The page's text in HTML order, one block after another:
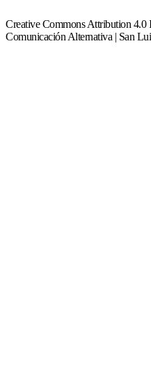
Creative Commons Attribution
Comunicación Alternativa | San